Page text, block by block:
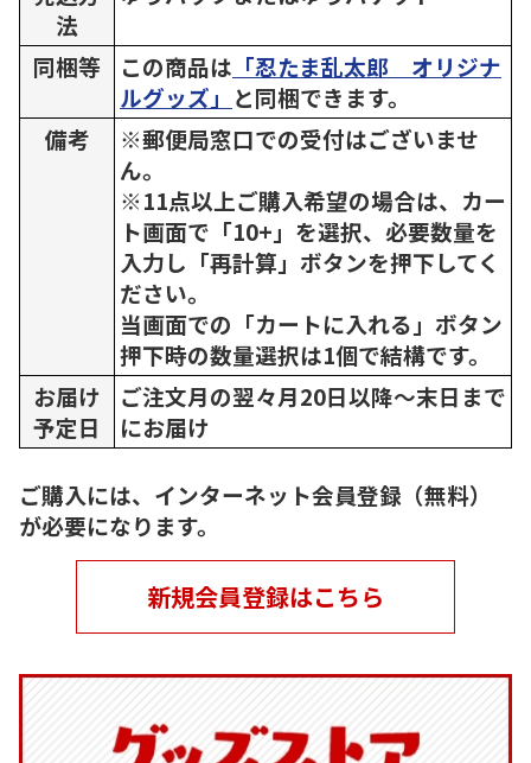
法
同梱等 この商品は 「忍たま乱太郎 オリジナ
ルグッズ」 と同梱できます。
備考
※郵便局窓口での受付はございませ
ん。
※11点以上ご購入希望の場合は、カー
ト画面で「10+」を選択、必要数量を
入力し「再計算」ボタンを押下してく
ださい。
当画面での「カートに入れる」ボタン
押下時の数量選択は1個で結構です。
お届け
予定日
ご注文月の翌々月20日以降～末日まで
にお届け
ご購入には、インターネット会員登録（無料）
が必要になります。
新規会員登録はこちら